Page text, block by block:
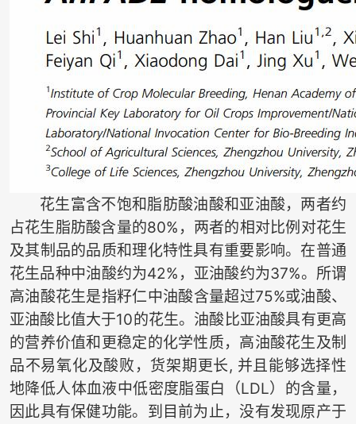
花生富含不饱和脂肪酸油酸和亚油酸，两者约
占花生脂肪酸含量的80%，两者的相对比例对花生
及其制品的品质和理化特性具有重要影响。在普通
花生品种中油酸约为42%，亚油酸约为37%。所谓
高油酸花生是指籽仁中油酸含量超过75%或油酸、
亚油酸比值大于10的花生。油酸比亚油酸具有更高
的营养价值和更稳定的化学性质，高油酸花生及制
品不易氧化及酸败，货架期更长, 并且能够选择性
地降低人体血液中低密度脂蛋白（LDL）的含量，
因此具有保健功能。到目前为止，没有发现原产于